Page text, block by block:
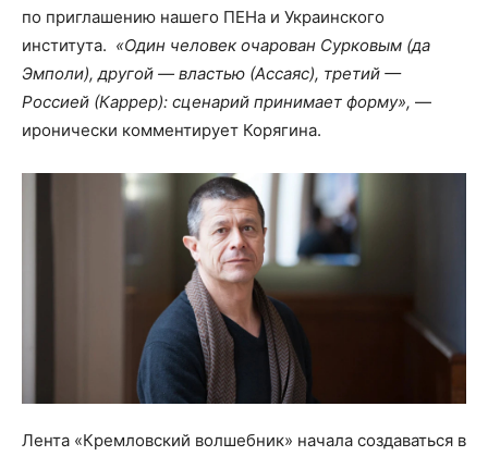
по приглашению нашего ПЕНа и Украинского
института. «Один человек очарован Сурковым (да
Эмполи), другой — властью (Ассаяс), третий —
Россией (Каррер): сценарий принимает форму», —
иронически комментирует Корягина.
Лента «Кремловский волшебник» начала создаваться в